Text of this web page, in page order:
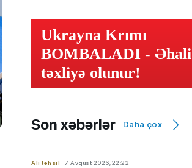
Ukrayna Krımı
BOMBALADI - Əhali
təxliyə olunur!
Son xəbərlər Daha çox
Ali təhsil 7 Avqust 2026, 22:22